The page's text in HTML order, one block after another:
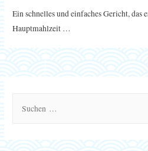
Ein schnelles und einfaches Gericht, das
Hauptmahlzeit …